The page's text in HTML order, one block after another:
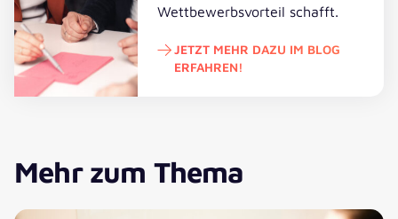
Wettbewerbsvorteil schafft.
JETZT MEHR DAZU IM BLOG
ERFAHREN!
Mehr zum Thema